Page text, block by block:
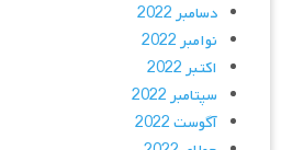
دسامبر 2022
نوامبر 2022
اکتبر 2022
سپتامبر 2022
آگوست 2022